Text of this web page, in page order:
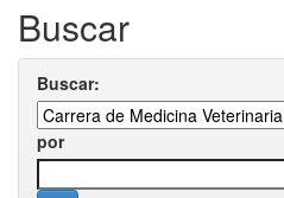
Buscar
Buscar:
por